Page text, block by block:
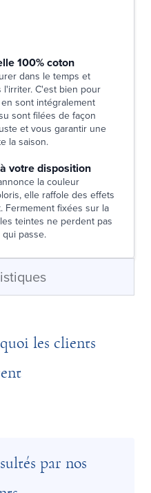
100% coton
dans le temps et
C'est bien pour
sont intégralement
sont filées de façon
et vous garantir une
la saison.
votre disposition
la couleur
elle raffole des effets
Fermement fixées sur la
teintes ne perdent pas
passe.
les clients
par nos